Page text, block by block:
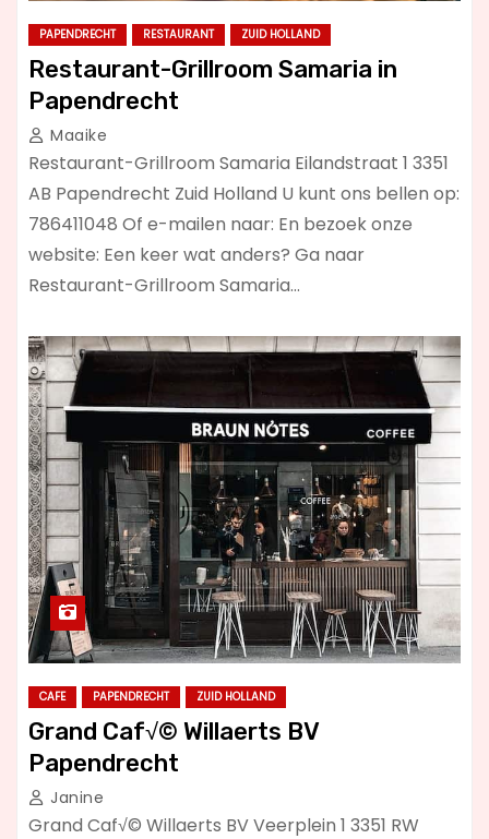
PAPENDRECHT RESTAURANT ZUID HOLLAND
Restaurant-Grillroom Samaria in
Papendrecht
Maaike
Restaurant-Grillroom Samaria Eilandstraat 1 3351
AB Papendrecht Zuid Holland U kunt ons bellen op:
786411048 Of e-mailen naar: En bezoek onze
website: Een keer wat anders? Ga naar
Restaurant-Grillroom Samaria…
CAFE PAPENDRECHT ZUID HOLLAND
Grand Caf√© Willaerts BV
Papendrecht
Janine
Grand Caf√© Willaerts BV Veerplein 1 3351 RW